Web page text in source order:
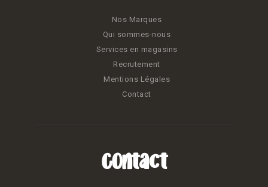
Nos Marques
Qui sommes-nous
Services en magasins
Recrutement
Mentions Légales
Contact
Contact